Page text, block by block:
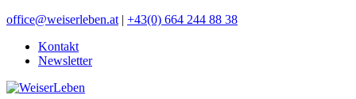
office@weiserleben.at | +43(0) 664 244 88 38
Kontakt
Newsletter